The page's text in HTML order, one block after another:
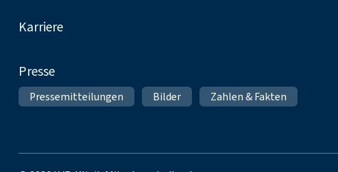
Karriere
Presse
Pressemitteilungen Bilder Zahlen & Fakten